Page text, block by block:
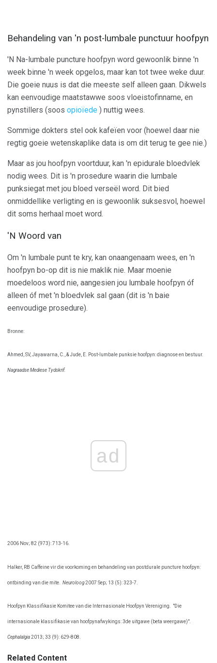
Behandeling van 'n post-lumbale punctuur hoofpyn
'N Na-lumbale puncture hoofpyn word gewoonlik binne 'n
week binne 'n week opgelos, maar kan tot twee weke duur.
Die goeie nuus is dat die meeste self alleen gaan. Dikwels
kan eenvoudige maatstawwe soos vloeistofinname, en
pynstillers (soos opioïede ) nuttig wees.
Sommige dokters stel ook kafeïen voor (hoewel daar nie
regtig goeie wetenskaplike data is om dit terug te gee nie.)
Maar as jou hoofpyn voortduur, kan 'n epidurale bloedvlek
nodig wees. Dit is 'n prosedure waarin die lumbale
punksiegat met jou bloed verseël word. Dit bied
onmiddellike verligting en is gewoonlik suksesvol, hoewel
dit soms herhaal moet word.
'N Woord van
Om 'n lumbale punt te kry, kan onaangenaam wees, en 'n
hoofpyn bo-op dit is nie maklik nie. Maar moenie
moedeloos word nie, aangesien jou lumbale hoofpyn óf
alleen óf met 'n bloedvlek sal gaan (dit is 'n baie
eenvoudige prosedure).
Bronne:
Ahmed, SV, Jayawarna, C., & Jude, E. Post-lumbale punksie hoofpyn: diagnose en bestuur.
Nagraadse Mediese Tydskrif.
ad
2006 Nov; 82 (973): 713-16.
Halker, RB Caffeine vir die voorkoming en behandeling van postdurale puncture hoofpyn:
ontbinding van die mite. Neuroloog2007 Sep; 13 (5): 323-7.
Hoofpyn Klassifikasie Komitee van die Internasionale Hoofpyn Vereniging. "Die
internasionale klassifikasie van hoofpynafwykings: 3de uitgawe (beta weergawe)".
Cephalalgia2013; 33 (9): 629-808.
Related Content